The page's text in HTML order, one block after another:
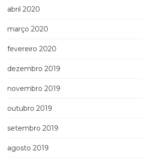
abril 2020
março 2020
fevereiro 2020
dezembro 2019
novembro 2019
outubro 2019
setembro 2019
agosto 2019